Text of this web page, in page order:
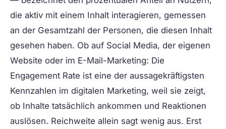
die aktiv mit einem Inhalt interagieren, gemessen
an der Gesamtzahl der Personen, die diesen Inhalt
gesehen haben. Ob auf Social Media, der eigenen
Website oder im E-Mail-Marketing: Die
Engagement Rate ist eine der aussagekräftigsten
Kennzahlen im digitalen Marketing, weil sie zeigt,
ob Inhalte tatsächlich ankommen und Reaktionen
auslösen. Reichweite allein sagt wenig aus. Erst